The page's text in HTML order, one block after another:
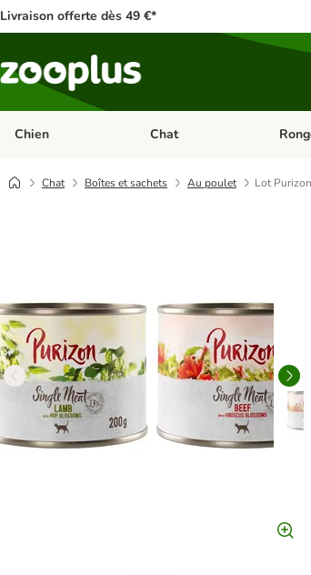
Livraison offerte dès 49 €*
Chien Dérouler les catégories: Chien
Chat
Chat Boîtes et sachets Au poulet Lot